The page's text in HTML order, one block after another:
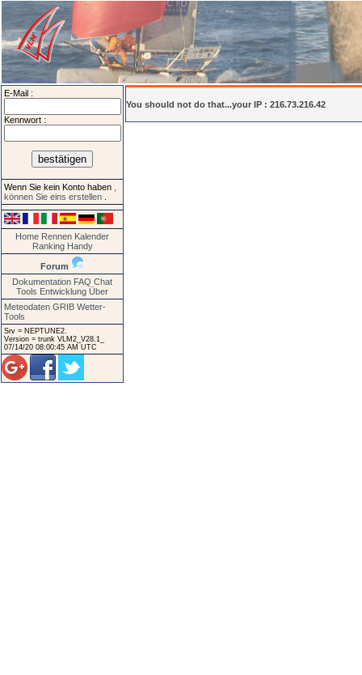
E-Mail :
Kennwort :
Wenn Sie kein Konto haben
können Sie eins erstellen
Home Rennen Kalender
Ranking Handy
Forum
Dokumentation FAQ Chat
Tools Entwicklung Über
Meteodaten GRIB Wetter-
Tools
Srv = NEPTUNE2.
Version = trunk VLM2_V28.1_
07/14/20 08:00:45 AM UTC
You should not do that...your IP : 216.73.216.42